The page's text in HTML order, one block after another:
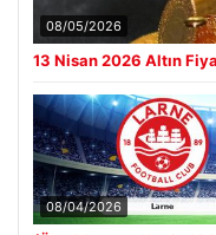
08/05/2026
08/04/2026